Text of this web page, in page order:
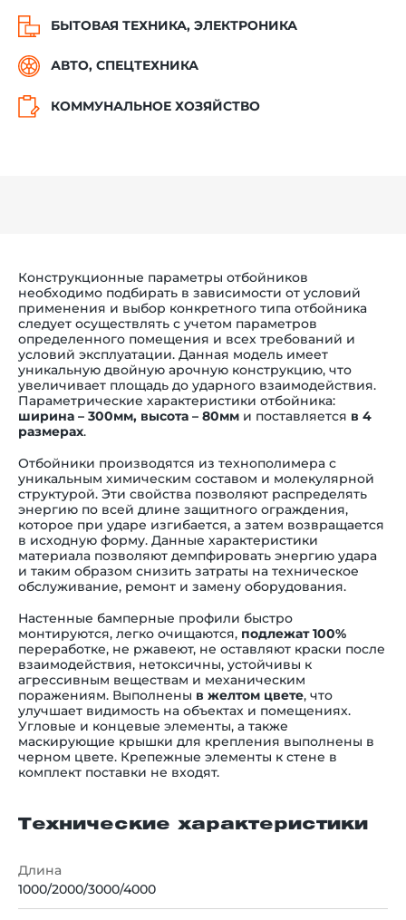
БЫТОВАЯ ТЕХНИКА, ЭЛЕКТРОНИКА
АВТО, СПЕЦТЕХНИКА
КОММУНАЛЬНОЕ ХОЗЯЙСТВО
Конструкционные параметры отбойников
необходимо подбирать в зависимости от условий
применения и выбор конкретного типа отбойника
следует осуществлять с учетом параметров
определенного помещения и всех требований и
условий эксплуатации. Данная модель имеет
уникальную двойную арочную конструкцию, что
увеличивает площадь до ударного взаимодействия.
Параметрические характеристики отбойника:
ширина – 300мм, высота – 80мм и поставляется в 4
размерах.
Отбойники производятся из технополимера с
уникальным химическим составом и молекулярной
структурой. Эти свойства позволяют распределять
энергию по всей длине защитного ограждения,
которое при ударе изгибается, а затем возвращается
в исходную форму. Данные характеристики
материала позволяют демпфировать энергию удара
и таким образом снизить затраты на техническое
обслуживание, ремонт и замену оборудования.
Настенные бамперные профили быстро
монтируются, легко очищаются, подлежат 100%
переработке, не ржавеют, не оставляют краски после
взаимодействия, нетоксичны, устойчивы к
агрессивным веществам и механическим
поражениям. Выполнены в желтом цвете, что
улучшает видимость на объектах и ​​помещениях.
Угловые и концевые элементы, а также
маскирующие крышки для крепления выполнены в
черном цвете. Крепежные элементы к стене в
комплект поставки не входят.
Технические характеристики
Длина
1000/2000/3000/4000